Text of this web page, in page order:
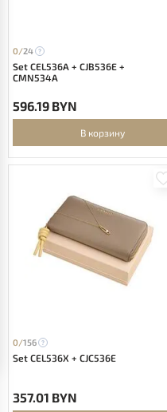
0/24
Set CEL536A + CJB536E +
CMN534A
596.19 BYN
В корзину
0/156
Set CEL536X + CJC536E
357.01 BYN